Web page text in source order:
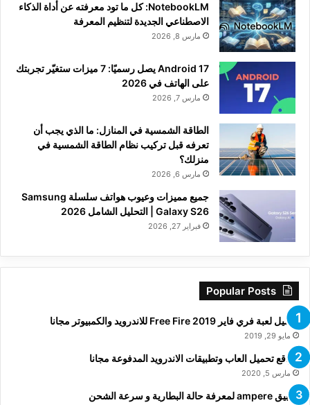
NotebookLM: كل ما تود معرفته عن أداة الذكاء
الاصطناعي الجديدة لتنظيم المعرفة
مارس 8, 2026
Android 17 يصل رسميًا: 7 ميزات ستغيّر تجربتك
على الهاتف في 2026
مارس 7, 2026
الطاقة الشمسية في المنازل: ما الذي يجب أن
تعرفه قبل تركيب نظام الطاقة الشمسية في
منزلك؟
مارس 6, 2026
جميع مميزات وعيوب هواتف سلسلة Samsung
Galaxy S26 | التحليل الشامل 2026
فبراير 27, 2026
Popular Posts
تحميل لعبة فري فاير Free Fire 2019 للاندرويد والكمبيوتر مجانا
مايو 29, 2019
مواقع تحميل العاب وتطبيقات الاندرويد المدفوعة مجانا
مارس 5, 2020
تطبيق ampere لمعرفة حالة البطارية و سرعة الشحن